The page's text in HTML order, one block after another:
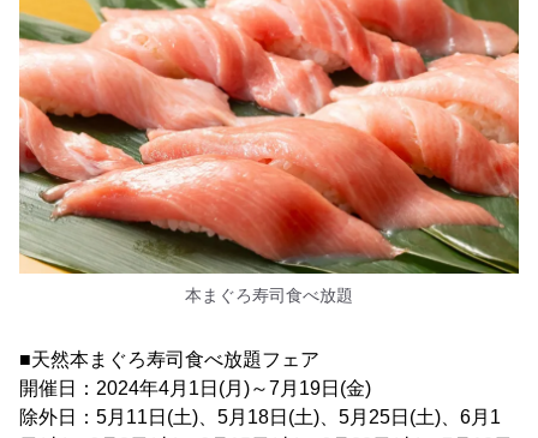
本まぐろ寿司食べ放題
■天然本まぐろ寿司食べ放題フェア
開催日：2024年4月1日(月)～7月19日(金)
除外日：5月11日(土)、5月18日(土)、5月25日(土)、6月1